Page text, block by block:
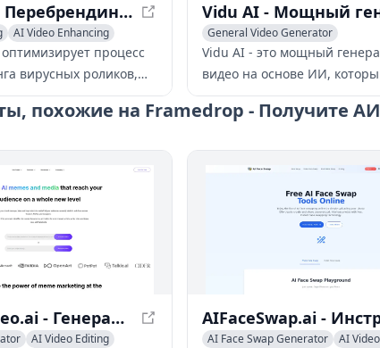
ClipSwap - Перебрендинг вирусных видео с помощью ИИ
AI Video Enhancing
процесс
вирусных роликов,
соответствовали
бренда, позволяя
General Video Generator
AI Video Generator
AI Video
Vidu AI - это мощный
видео на основе ИИ,
позволяет пользователям
реалистичные и
похожие на Framedrop - Получите
SimilarVideo.ai - Генератор видео на основе ИИ для TikTok и YouTube Shorts
AI Video Editing
AI Face Swap Generator AI